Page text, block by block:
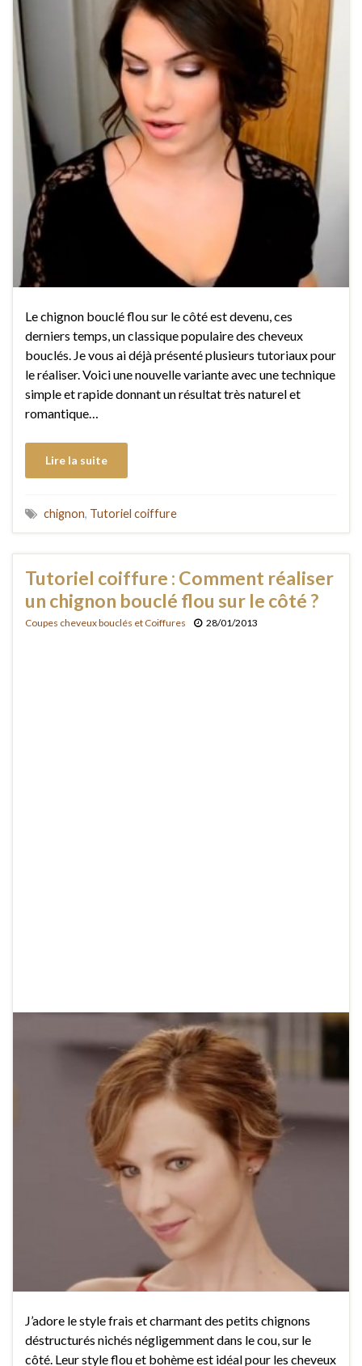
Le chignon bouclé flou sur le côté est devenu, ces
derniers temps, un classique populaire des cheveux
bouclés. Je vous ai déjà présenté plusieurs tutoriaux pour
le réaliser. Voici une nouvelle variante avec une technique
simple et rapide donnant un résultat très naturel et
romantique…
Lire la suite
chignon, Tutoriel coiffure
Tutoriel coiffure : Comment réaliser
un chignon bouclé flou sur le côté ?
Coupes cheveux bouclés et Coiffures 28/01/2013
J’adore le style frais et charmant des petits chignons
déstructurés nichés négligemment dans le cou, sur le
côté. Leur style flou et bohème est idéal pour les cheveux